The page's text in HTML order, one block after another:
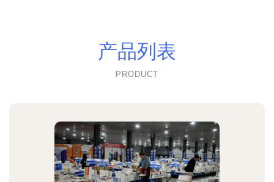
产品列表
PRODUCT